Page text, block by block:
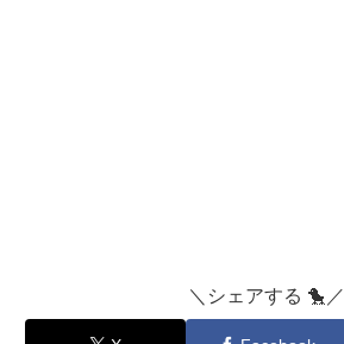
＼シェアする 🐤／